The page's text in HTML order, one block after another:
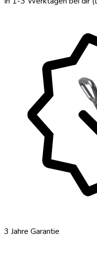
3 Jahre Garantie